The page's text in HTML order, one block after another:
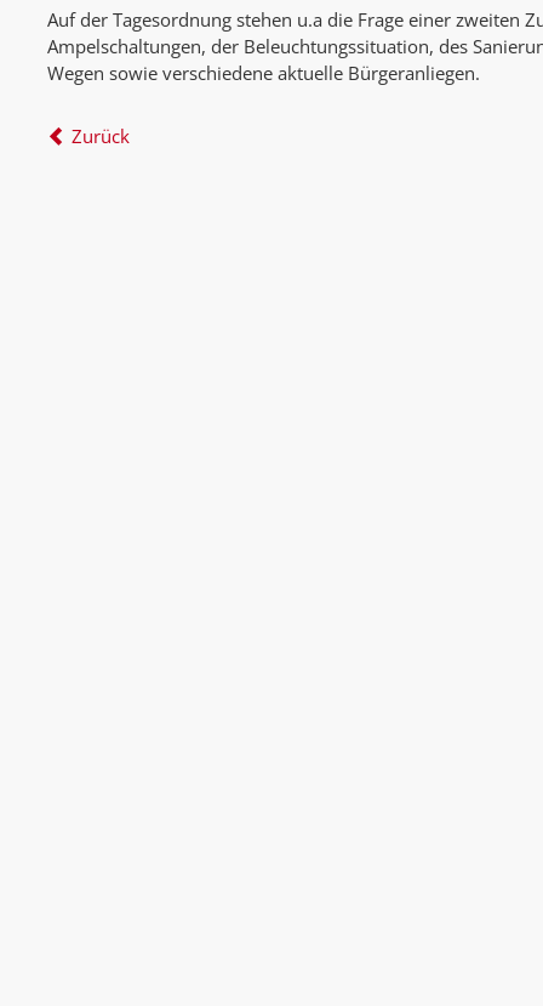
Auf der Tagesordnung stehen u.a die Frage einer zweiten
Ampelschaltungen, der Beleuchtungssituation, des
Wegen sowie verschiedene aktuelle Bürgeranliegen.
Zurück